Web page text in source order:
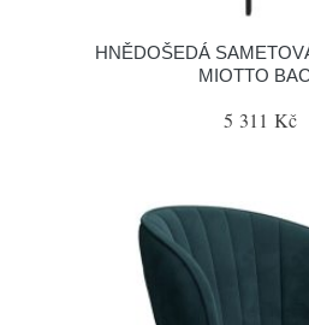
HNĚDOŠEDÁ
MIOTTO
5 311 Kč